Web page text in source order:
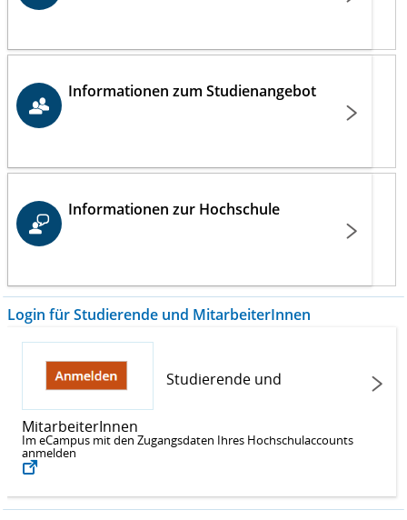
Informationen zum Studienangebot
Informationen zur Hochschule
Login für Studierende und MitarbeiterInnen